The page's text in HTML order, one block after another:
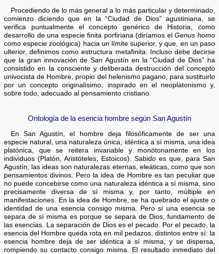
Procediendo de lo más general a lo más particular y determinado,
comienzo diciendo que en la “Ciudad de Dios” agustiniana, se
verifica puntualmente el concepto genérico de Historia, como
desarrollo de una especie finita porfiriana (diríamos elGenus homo
como especie zoológica) hacia un límite superior, y que, en un paso
ulterior, definimos como estructura metafinita. Incluso debe decirse
que la gran innovación de San Agustín en la “Ciudad de Dios” ha
consistido en la consciente y deliberada destrucción del concepto
univocista de Hombre, propio del helenismo pagano, para sustituirlo
por un concepto originalísimo, inspirado en el neoplatonismo y,
sobre todo, adecuado al pensamiento cristiano.
Ontología de la esencia hombre según San Agustín
En San Agustín, el hombre deja filosóficamente de ser una
especie natural, una naturaleza única, idéntica a sí misma, una idea
platónica, que se reitera invariable y monótonamente en los
individuos (Platón, Aristóteles, Estoicos). Sabido es que, para San
Agustín, las ideas son naturalezas eternas, eleáticas, como que son
pensamientos divinos. Pero la idea de Hombre es tan peculiar que
no puede concebirse como una naturaleza idéntica a sí misma, sino
precisamente diversa de sí misma y, por tanto, múltiple en
manifestaciones. En la idea de Hombre, se ha quebrado el ajuste o
identidad de una esencia consigo misma. Pero si una esencia se
separa de sí misma es porque se separa de Dios, fundamento de
las esencias. La separación de Dios es el pecado. Por el pecado, la
esencia del Hombre queda rota en mil pedazos, distintos entre sí: la
esencia hombre deja de ser idéntica a sí misma, y se dispersa,
rompiendo su contacto consigo misma. El resultado inmediato del